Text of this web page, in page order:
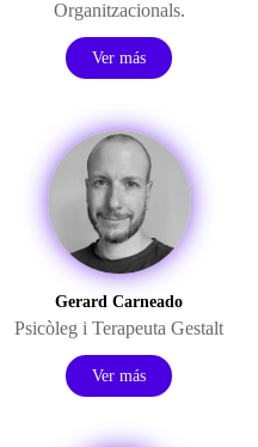
Organitzacionals.
Ver más
Gerard Carneado
Psicòleg i Terapeuta Gestalt
Ver más